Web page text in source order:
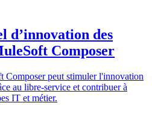
d’innovation des
Composer
Composer peut stimuler l'innovation
au libre-service et contribuer à
IT et métier.